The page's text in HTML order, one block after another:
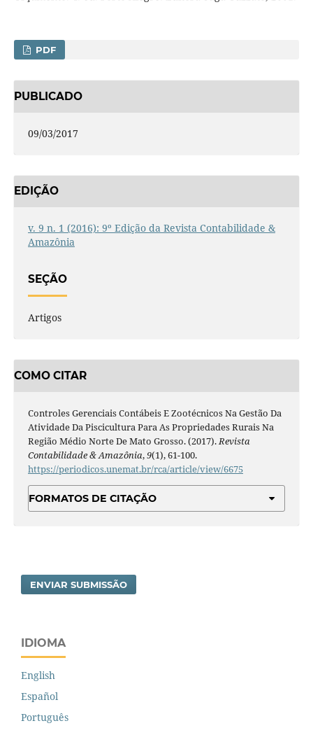
PDF
PUBLICADO
09/03/2017
EDIÇÃO
v. 9 n. 1 (2016): 9º Edição da Revista Contabilidade &
Amazônia
SEÇÃO
Artigos
COMO CITAR
Controles Gerenciais Contábeis E Zootécnicos Na Gestão Da
Atividade Da Piscicultura Para As Propriedades Rurais Na
Região Médio Norte De Mato Grosso. (2017).Revista
Contabilidade & Amazônia,9(1), 61-100.
https://periodicos.unemat.br/rca/article/view/6675
FORMATOS DE CITAÇÃO
ENVIAR SUBMISSÃO
IDIOMA
English
Español
Português